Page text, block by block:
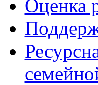
Оценка